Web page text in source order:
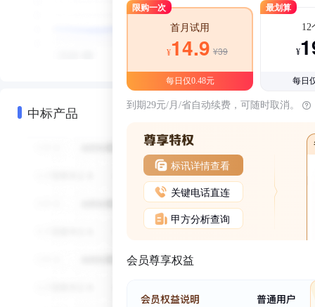
中标产品
限购一次
首月试用
¥14.9 ¥39
每日仅0.48元
最划算
12
¥
每日
到期29元/月/省自动续费，可随时取消。
标讯详情查看
关键电话直连
甲方分析查询
会员尊享权益